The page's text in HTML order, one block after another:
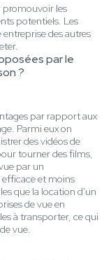
les
potentiels. Les
des autres
par le
?
par rapport aux
Parmi eux on
des vidéos de
tourner des films,
par un
et moins
que la location d'un
de vue en
à transporter, ce qui
vue.